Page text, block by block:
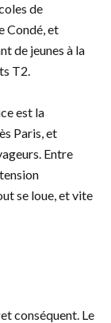
de
Condé, et
de jeunes à la
T2.
est la
Paris, et
Entre
se loue, et vite
conséquent. Le